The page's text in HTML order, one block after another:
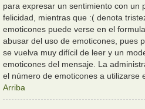
para expresar un sentimiento con un
felicidad, mientras que :( denota
emoticones puede verse en el
abusar del uso de emoticones, pues
se vuelva muy difícil de leer y un
emoticones del mensaje. La
el número de emoticones a utilizarse
Arriba